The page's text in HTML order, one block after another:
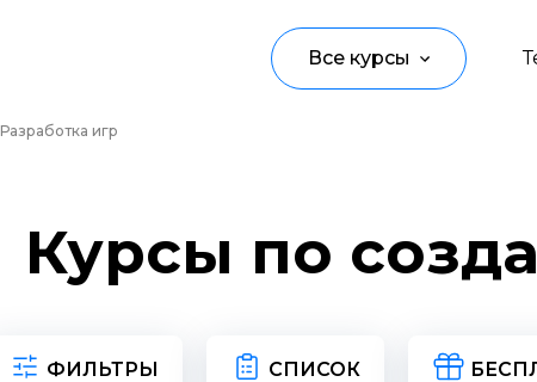
Все курсы
Дизайн
Аналитика
Разработка игр
Курсы по
ФИЛЬТРЫ СПИСОК